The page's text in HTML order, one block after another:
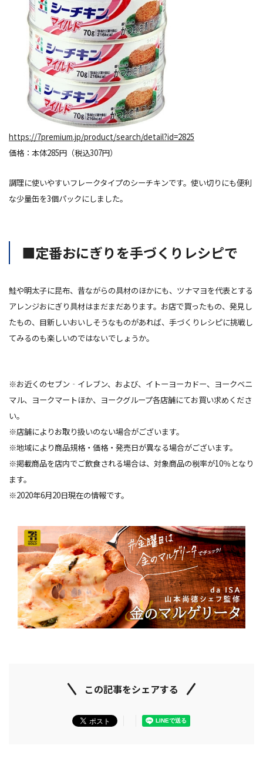
https://7premium.jp/product/search/detail?id=2825
価格：本体285円（税込307円）
調理に使いやすいフレークタイプのシーチキンです。使い切りにも便利
な少量缶を3個パックにしました。
■定番おにぎりを手づくりレシピで
鮭や明太子に昆布、昔ながらの具材のほかにも、ツナマヨを代表とする
アレンジおにぎり具材はまだまだあります。お店で買ったもの、発見し
たもの、目新しいおいしそうなものがあれば、手づくりレシピに挑戦し
てみるのも楽しいのではないでしょうか。
※お近くのセブン‐イレブン、および、イトーヨーカドー、ヨークベニ
マル、ヨークマートほか、ヨークグループ各店舗にてお買い求めくださ
い。
※店舗によりお取り扱いのない場合がございます。
※地域により商品規格・価格・発売日が異なる場合がございます。
※掲載商品を店内でご飲食される場合は、対象商品の税率が10％となり
ます。
※2020年6月20日現在の情報です。
この記事をシェアする